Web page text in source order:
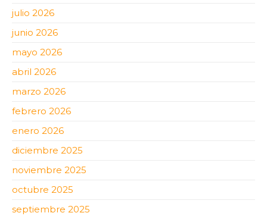
julio 2026
junio 2026
mayo 2026
abril 2026
marzo 2026
febrero 2026
enero 2026
diciembre 2025
noviembre 2025
octubre 2025
septiembre 2025